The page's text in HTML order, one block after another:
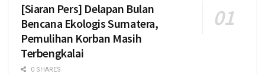
[Siaran Pers] Delapan Bulan
Bencana Ekologis Sumatera,
Pemulihan Korban Masih
Terbengkalai
0 SHARES